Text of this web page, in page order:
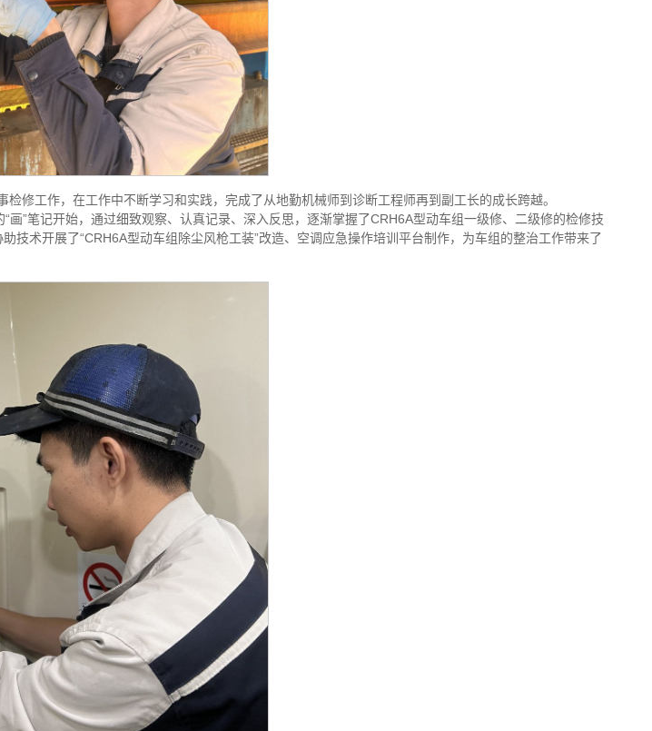
修工作，在工作中不断学习和实践，完成了从地勤机械师到诊断工程师再到副工长的成长跨越。
”笔记开始，通过细致观察、认真记录、深入反思，逐渐掌握了CRH6A型动车组一级修、二级修的检修技
技术开展了“CRH6A型动车组除尘风枪工装”改造、空调应急操作培训平台制作，为车组的整治工作带来了